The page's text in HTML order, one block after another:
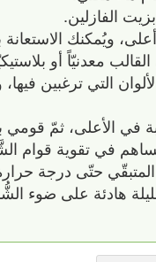
في الأعلى، ثمّ
في تقوية قوام
حتّى درجة
هادئة على ضوء